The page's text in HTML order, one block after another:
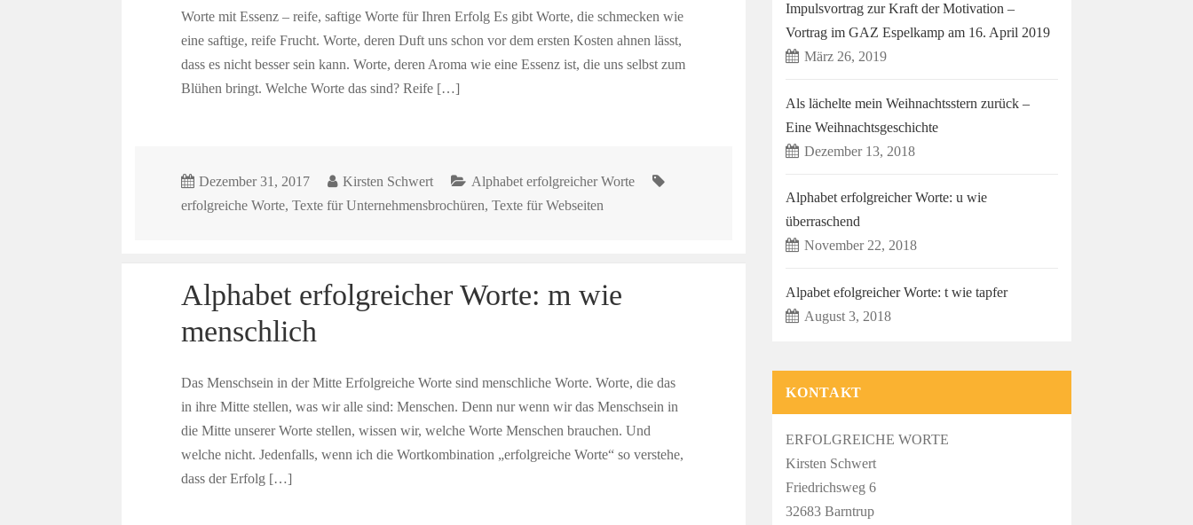
Worte mit Essenz – reife, saftige Worte für Ihren Erfolg Es gibt Worte, die schmecken wie
eine saftige, reife Frucht. Worte, deren Duft uns schon vor dem ersten Kosten ahnen lässt,
dass es nicht besser sein kann. Worte, deren Aroma wie eine Essenz ist, die uns selbst zum
Blühen bringt. Welche Worte das sind? Reife […]
Dezember 31, 2017 Kirsten Schwert
Alphabet erfolgreicher Worte
erfolgreiche Worte, Texte für Unternehmensbrochüren, Texte für Webseiten
Alphabet erfolgreicher Worte: m wie
menschlich
Das Menschsein in der Mitte Erfolgreiche Worte sind menschliche Worte. Worte, die das
in ihre Mitte stellen, was wir alle sind: Menschen. Denn nur wenn wir das Menschsein in
die Mitte unserer Worte stellen, wissen wir, welche Worte Menschen brauchen. Und
welche nicht. Jedenfalls, wenn ich die Wortkombination „erfolgreiche Worte“ so verstehe,
dass der Erfolg […]
Impulsvortrag zur Kraft der Motivation –
Vortrag im GAZ Espelkamp am 16. April 2019
März 26, 2019
Als lächelte mein Weihnachtsstern zurück –
Eine Weihnachtsgeschichte
Dezember 13, 2018
Alphabet erfolgreicher Worte: u wie
überraschend
November 22, 2018
Alpabet efolgreicher Worte: t wie tapfer
August 3, 2018
KONTAKT
ERFOLGREICHE WORTE
Kirsten Schwert
Friedrichsweg 6
32683 Barntrup